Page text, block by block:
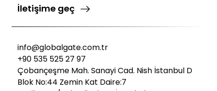
İletişime geç
info@globalgate.com.tr
+90 535 525 27 97
Çobançeşme Mah. Sanayi Cad. Nish İstanbul D
Blok No:44 Zemin Kat Daire:7